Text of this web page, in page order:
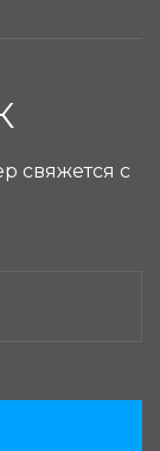
свяжется с